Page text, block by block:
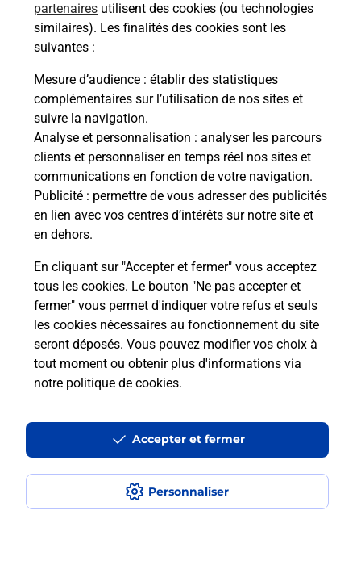
partenaires utilisent des cookies (ou technologies
similaires). Les finalités des cookies sont les
suivantes :
Mesure d’audience : établir des statistiques
complémentaires sur l’utilisation de nos sites et
suivre la navigation.
Analyse et personnalisation : analyser les parcours
clients et personnaliser en temps réel nos sites et
communications en fonction de votre navigation.
Publicité : permettre de vous adresser des publicités
en lien avec vos centres d’intérêts sur notre site et
en dehors.
En cliquant sur "Accepter et fermer" vous acceptez
tous les cookies. Le bouton "Ne pas accepter et
fermer" vous permet d'indiquer votre refus et seuls
les cookies nécessaires au fonctionnement du site
seront déposés. Vous pouvez modifier vos choix à
tout moment ou obtenir plus d'informations via
notre politique de cookies.
Personnaliser
Accepter et fermer
La téléassistance classique avec
médaillon d’alarme qu’est ce que
c’est ?
Comment fonctionne la
téléassistance classique ?
Comment est installée la
téléassistance classique ?
Localiser Liste
Liste - téléassistance
Haute-Corse - téléassistance
Sermano - téléassistance
Accessibilité : partiellement conforme
Conditions contractuelles
Mentions légales